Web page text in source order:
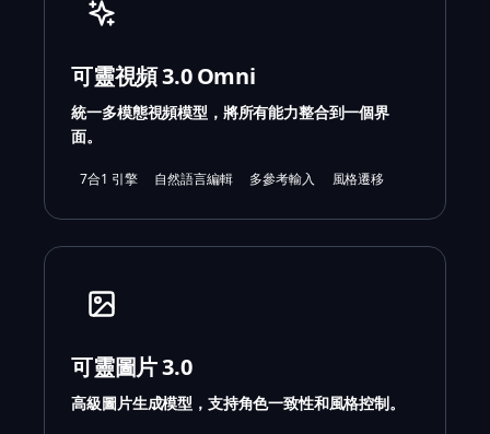
可靈視頻 3.0 Omni
統一多模態視頻模型，將所有能力整合到一個界
面。
7合1 引擎 自然語言編輯 多參考輸入 風格遷移
可靈圖片 3.0
高級圖片生成模型，支持角色一致性和風格控制。